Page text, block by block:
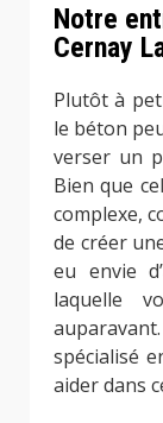
Notre
Cernay
Plutôt à
le béton
verser un
Bien que
complexe,
de créer
eu envie
laquelle
spécialisé
aider dans